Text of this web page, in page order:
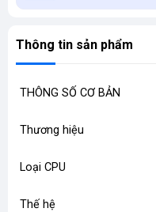
Thông tin sản phẩm
THÔNG SỐ CƠ BẢN
Thương hiệu
Loại CPU
Thế hệ